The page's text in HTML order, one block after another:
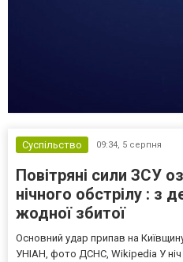
Суспільство 09:34, 5 серпня
Повітряні сили ЗСУ
нічного обстрілу : з
жодної збитої
Основний удар припав на
УНІАН, фото ДСНС, Wikipedia У ніч